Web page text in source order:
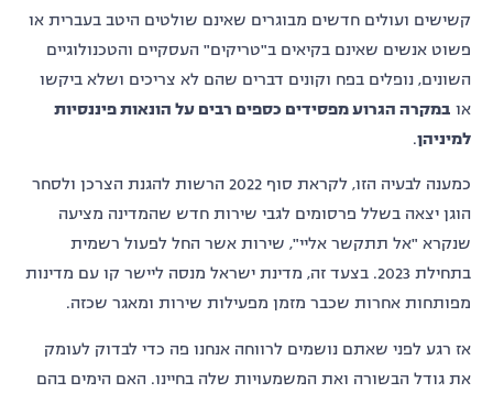
קשישים ועולים חדשים מבוגרים שאינם שולטים היטב בעברית או
פשוט אנשים שאינם בקיאים ב"טריקים" העסקיים והטכנולוגיים
השונים, נופלים בפח וקונים דברים שהם לא צריכים ושלא ביקשו
או במקרה הגרוע מפסידים כספים רבים על הונאות פיננסיות
למיניהן.
כמענה לבעיה הזו, לקראת סוף 2022 הרשות להגנת הצרכן ולסחר
הוגן יצאה בשלל פרסומים לגבי שירות חדש שהמדינה מציעה
שנקרא "אל תתקשר אליי", שירות אשר החל לפעול רשמית
בתחילת 2023. בצעד זה, מדינת ישראל מנסה ליישר קו עם מדינות
מפותחות אחרות שכבר מזמן מפעילות שירות ומאגר שכזה.
אז רגע לפני שאתם נושמים לרווחה אנחנו פה כדי לבדוק לעומק
את גודל הבשורה ואת המשמעויות שלה בחיינו. האם הימים בהם